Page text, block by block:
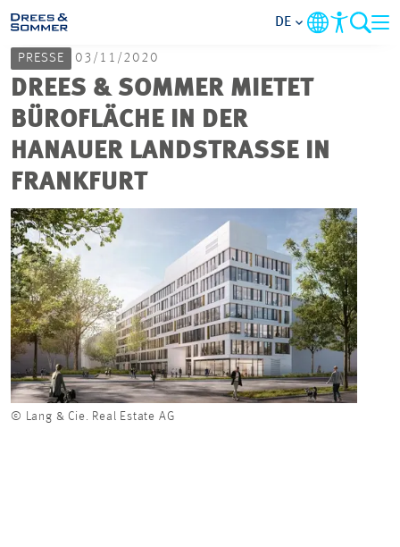
MARKETS
SERVICES
IM FOKUS
KARRIERE
PROJEKTE
KONTAKT
DE
PRESSE 03/11/2020
DREES & SOMMER MIETET
BÜROFLÄCHE IN DER
HANAUER LANDSTRASSE IN F
RANKFURT
© Lang & Cie. Real Estate AG